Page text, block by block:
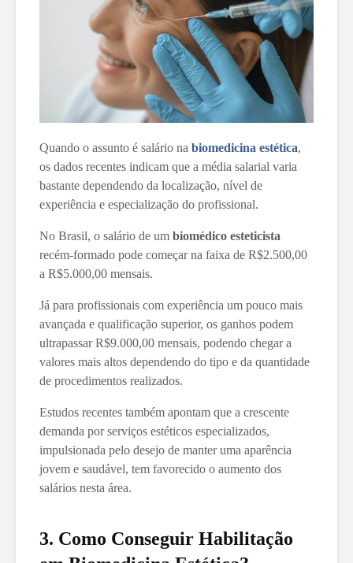
Quando o assunto é salário na biomedicina estética,
os dados recentes indicam que a média salarial varia
bastante dependendo da localização, nível de
experiência e especialização do profissional.
No Brasil, o salário de um biomédico esteticista
recém-formado pode começar na faixa de R$2.500,00
a R$5.000,00 mensais.
Já para profissionais com experiência um pouco mais
avançada e qualificação superior, os ganhos podem
ultrapassar R$9.000,00 mensais, podendo chegar a
valores mais altos dependendo do tipo e da quantidade
de procedimentos realizados.
Estudos recentes também apontam que a crescente
demanda por serviços estéticos especializados,
impulsionada pelo desejo de manter uma aparência
jovem e saudável, tem favorecido o aumento dos
salários nesta área.
3. Como Conseguir Habilitação